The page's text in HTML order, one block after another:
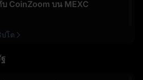
บ CoinZoom บน MEXC
โต